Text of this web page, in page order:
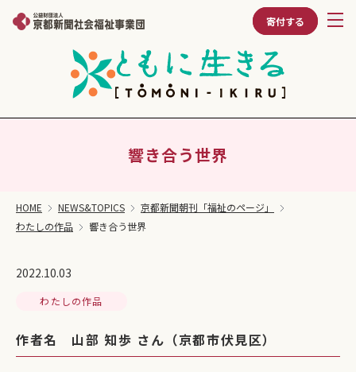
寄付する
響き合う世界
HOME NEWS&TOPICS
京都新聞朝刊「福祉のページ」
わたしの作品
響き合う世界
2022.10.03
わたしの作品
作者名 山部 知歩 さん（京都市伏見区）